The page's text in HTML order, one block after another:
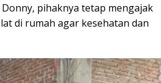
pihaknya tetap mengajak
di rumah agar kesehatan dan